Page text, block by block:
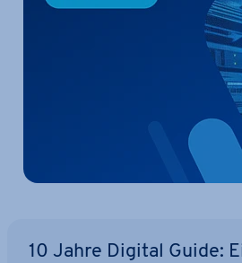
10 Jahre Digital Guide: